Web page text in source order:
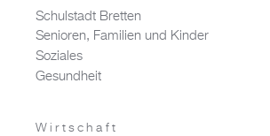
Schulstadt Bretten
Senioren, Familien und Kinder
Soziales
Gesundheit
Wirtschaft